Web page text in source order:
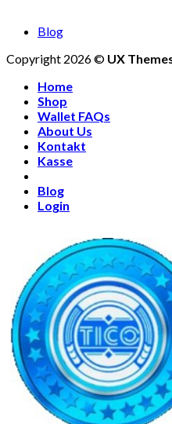
Blog
Copyright 2026 © UX
Home
Shop
Wallet FAQs
About Us
Kontakt
Kasse
Blog
Login